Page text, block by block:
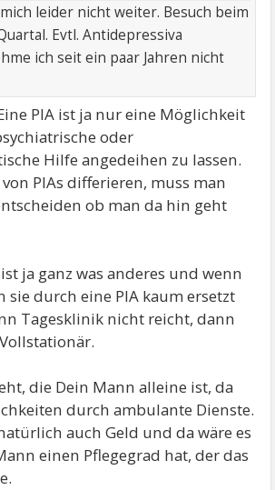
leider nicht weiter. Besuch beim
Evtl. Antidepressiva
ich seit ein paar Jahren nicht
PIA ist ja nur eine Möglichkeit
oder
Hilfe angedeihen zu lassen.
PIAs differieren, muss man
ob man da hin geht
ja ganz was anderes und wenn
sie durch eine PIA kaum ersetzt
Tagesklinik nicht reicht, dann
die Dein Mann alleine ist, da
durch ambulante Dienste.
auch Geld und da wäre es
einen Pflegegrad hat, der das